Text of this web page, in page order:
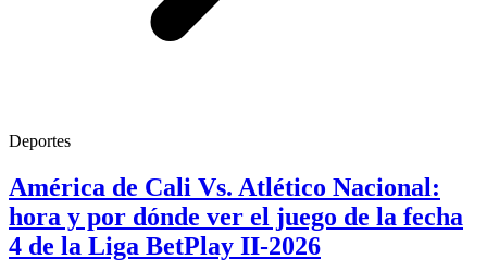
Deportes
América de Cali Vs. Atlético Nacional:
hora y por dónde ver el juego de la fecha
4 de la Liga BetPlay II-2026